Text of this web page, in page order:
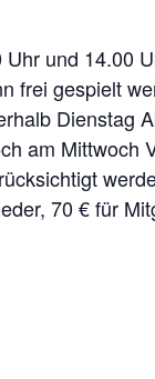
und 14.00
frei gespielt
Dienstag
am Mittwoch
70 € für